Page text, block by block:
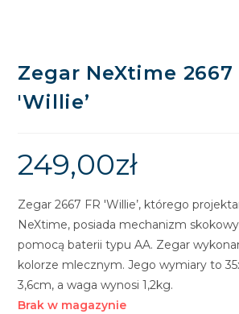
Zegar NeXtime 2667
'Willie’
249,00zł
Zegar 2667 FR 'Willie’, którego
NeXtime, posiada mechanizm
pomocą baterii typu AA. Zegar
kolorze mlecznym. Jego wymiary to
3,6cm, a waga wynosi 1,2kg.
Brak w magazynie